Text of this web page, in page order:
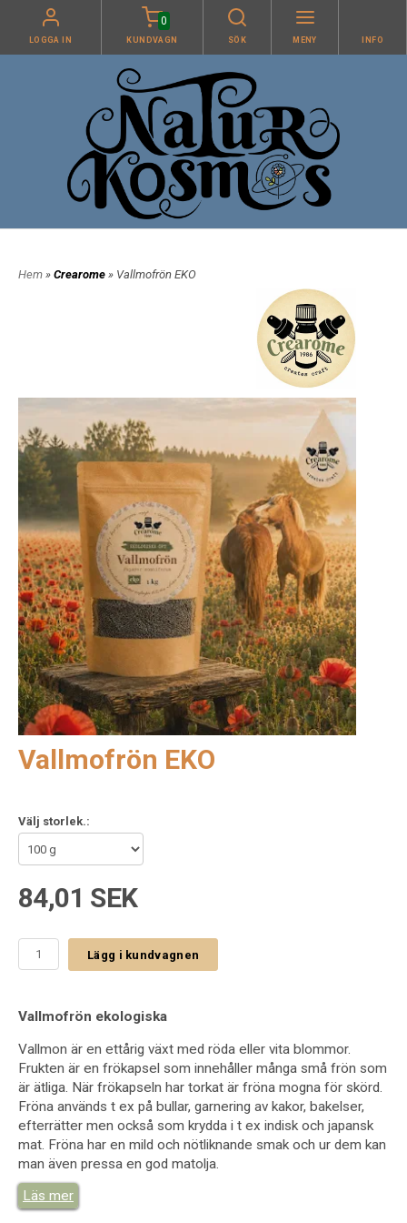
LOGGA IN
0
KUNDVAGN SÖK MENY INFO
Hem » Crearome » Vallmofrön EKO
Vallmofrön EKO
Välj storlek.:
84,01 SEK
Lägg i kundvagnen
Vallmofrön ekologiska
Vallmon är en ettårig växt med röda eller vita blommor.
Frukten är en frökapsel som innehåller många små frön som
är ätliga. När frökapseln har torkat är fröna mogna för skörd.
Fröna används t ex på bullar, garnering av kakor, bakelser,
efterrätter men också som krydda i t ex indisk och japansk
mat. Fröna har en mild och nötliknande smak och ur dem kan
man även pressa en god matolja.
OBS! Intag rimliga mängder av fröna och undvik att ge dem till
små barn och var försiktig under graviditet. Detta för att
Läs mer